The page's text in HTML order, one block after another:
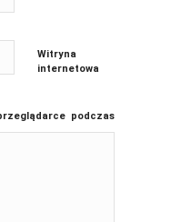
Witryna
internetowa
podczas